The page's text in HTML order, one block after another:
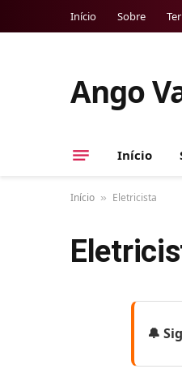
Início Sobre
Ango
Início
Início » Eletricista
🔔